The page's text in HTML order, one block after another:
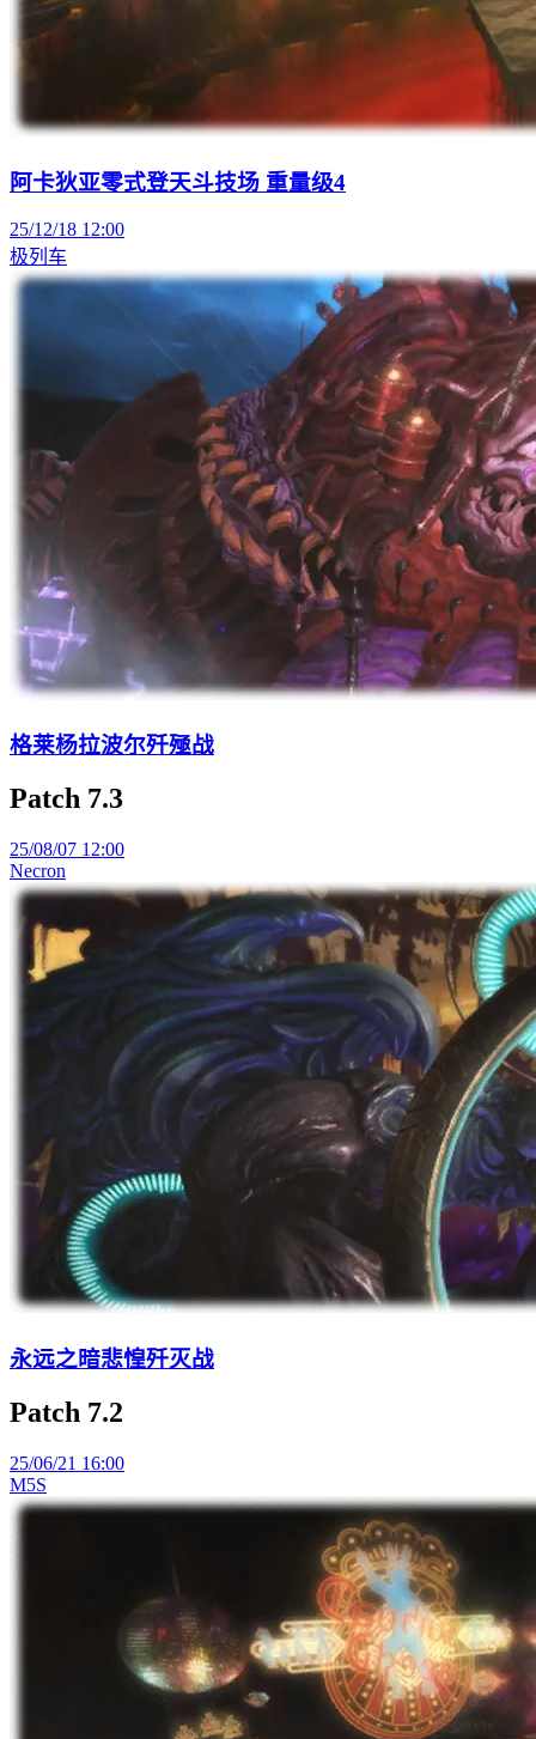
阿卡狄亚零式登天斗技场 重量级4
25/12/18 12:00
极列车
格莱杨拉波尔歼殛战
Patch 7.3
25/08/07 12:00
Necron
永远之暗悲惶歼灭战
Patch 7.2
25/06/21 16:00
M5S